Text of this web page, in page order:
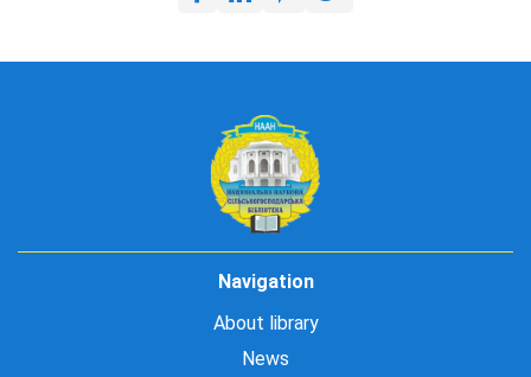
Navigation
About library
News